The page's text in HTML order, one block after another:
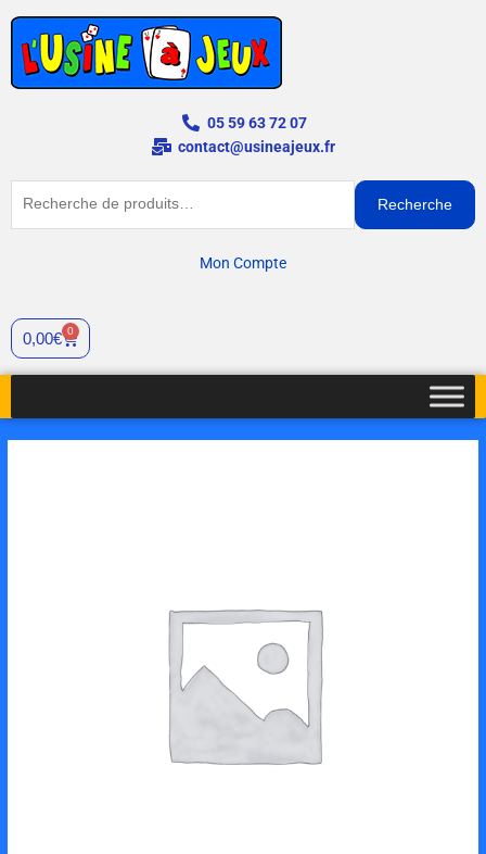
contenu
05 59 63 72 07
contact@usineajeux.fr
Recherche
Mon Compte
0,00€ 0
Cart